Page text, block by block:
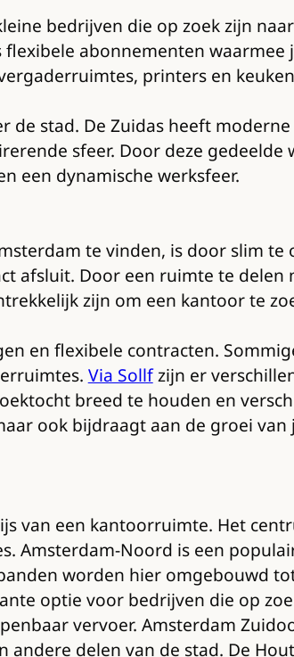
bedrijven die op zoek zijn
abonnementen
printers en
stad. De Zuidas heeft
sfeer. Door deze
een dynamische werksfeer.
te vinden, is door slim
afsluit. Door een ruimte te
zijn om een kantoor te
en flexibele contracten.
Via Sollfzijn er
breed te houden en
ook bijdraagt aan de groei van
van een kantoorruimte. Het
Noord is een
worden hier omgebouwd
optie voor bedrijven die op
vervoer. Amsterdam
delen van de stad. De